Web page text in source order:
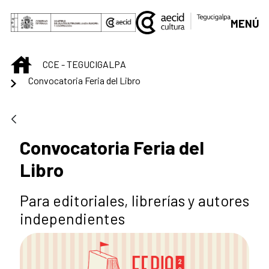
Saut au contenu principal
MENÚ
INICIOCCE - TEGUCIGALPA
Convocatoria Feria del Libro
Convocatoria Feria del
Libro
Para editoriales, librerías y autores
independientes